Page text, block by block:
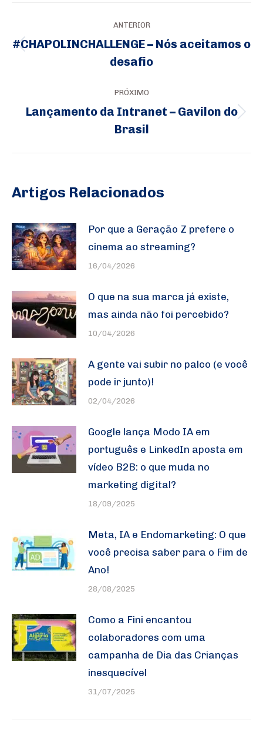
de
ANTERIOR
#CHAPOLINCHALLENGE – Nós aceitamos o
desafio
PRÓXIMO
Lançamento da Intranet – Gavilon do
Brasil
Artigos Relacionados
Por que a Geração Z prefere o
cinema ao streaming?
16/04/2026
O que na sua marca já existe,
mas ainda não foi percebido?
10/04/2026
A gente vai subir no palco (e você
pode ir junto)!
02/04/2026
Google lança Modo IA em
português e LinkedIn aposta em
vídeo B2B: o que muda no
marketing digital?
18/09/2025
Meta, IA e Endomarketing: O que
você precisa saber para o Fim de
Ano!
28/08/2025
Como a Fini encantou
colaboradores com uma
campanha de Dia das Crianças
inesquecível
31/07/2025